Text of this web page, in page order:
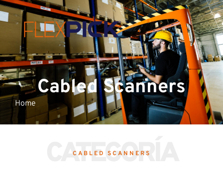
Cabled Scanners
Home
CATEGORÍA
CABLED SCANNERS